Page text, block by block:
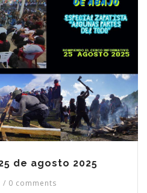
de agosto 2025
/ 0 comments